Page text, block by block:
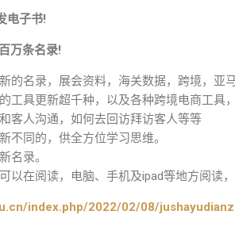
电子书!
万条名录!
的名录，展会资料，海关数据，跨境，亚
工具更新超千种，以及各种跨境电商工具，
客人沟通，如何去回访拜访客人等等
不同的，供全方位学习思维。
名录。
以在阅读，电脑、手机及ipad等地方阅读，
index.php/2022/02/08/